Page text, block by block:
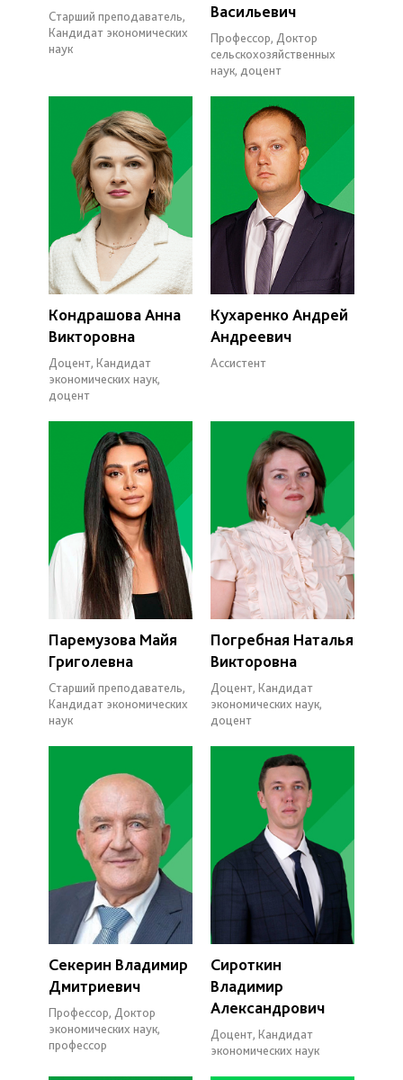
Старший преподаватель,
Кандидат экономических
наук
Васильевич
Профессор, Доктор
сельскохозяйственных
наук, доцент
Кондрашова Анна
Викторовна
Доцент, Кандидат
экономических наук,
доцент
Кухаренко Андрей
Андреевич
Ассистент
Паремузова Майя
Григолевна
Старший преподаватель,
Кандидат экономических
наук
Погребная Наталья
Викторовна
Доцент, Кандидат
экономических наук,
доцент
Секерин Владимир
Дмитриевич
Профессор, Доктор
экономических наук,
профессор
Сироткин
Владимир
Александрович
Доцент, Кандидат
экономических наук